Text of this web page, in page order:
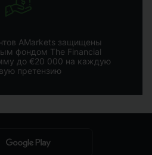
AMarkets защищены
фондом The Financial
до €20 000 на каждую
претензию